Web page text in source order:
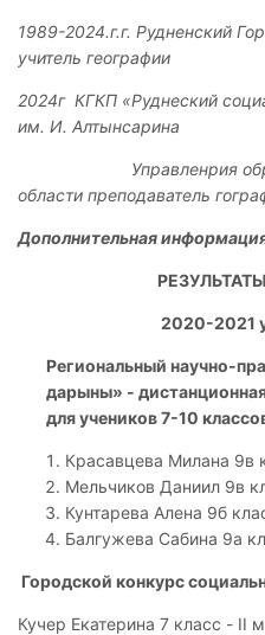
1989-2024.г.г. Рудненский
учитель географии
2024г КГКП «Руднеский
им. И. Алтынсарина
Управленрия
области преподаватель
Дополнительная
2020-2021
Региональный научно-
дарыны» -
для учеников 7-10
Красавцева Милана 9в
Мельчиков Даниил 9в
Кунтарева Алена 9б
Балгужева Сабина 9а
Городской конкурс
Кучер Екатерина 7 класс - II